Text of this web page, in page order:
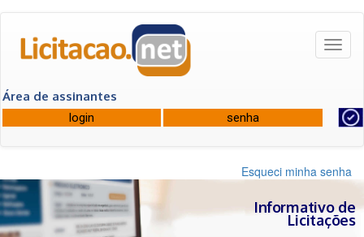
Área de assinantes
Esqueci minha senha
Informativo de
Licitações